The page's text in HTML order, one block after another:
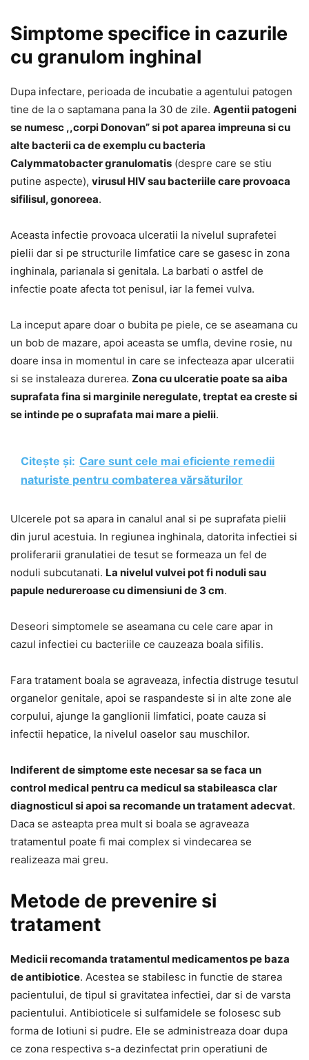
Simptome specifice in cazurile
cu granulom inghinal
Dupa infectare, perioada de incubatie a agentului patogen
tine de la o saptamana pana la 30 de zile. Agentii patogeni
se numesc ,,corpi Donovan” si pot aparea impreuna si cu
alte bacterii ca de exemplu cu bacteria
Calymmatobacter granulomatis (despre care se stiu
putine aspecte), virusul HIV sau bacteriile care provoaca
sifilisul, gonoreea.
Aceasta infectie provoaca ulceratii la nivelul suprafetei
pielii dar si pe structurile limfatice care se gasesc in zona
inghinala, parianala si genitala. La barbati o astfel de
infectie poate afecta tot penisul, iar la femei vulva.
La inceput apare doar o bubita pe piele, ce se aseamana cu
un bob de mazare, apoi aceasta se umfla, devine rosie, nu
doare insa in momentul in care se infecteaza apar ulceratii
si se instaleaza durerea. Zona cu ulceratie poate sa aiba
suprafata fina si marginile neregulate, treptat ea creste si
se intinde pe o suprafata mai mare a pielii.
Citește și: Care sunt cele mai eficiente remedii
naturiste pentru combaterea vărsăturilor
Ulcerele pot sa apara in canalul anal si pe suprafata pielii
din jurul acestuia. In regiunea inghinala, datorita infectiei si
proliferarii granulatiei de tesut se formeaza un fel de
noduli subcutanati. La nivelul vulvei pot fi noduli sau
papule nedureroase cu dimensiuni de 3 cm.
Deseori simptomele se aseamana cu cele care apar in
cazul infectiei cu bacteriile ce cauzeaza boala sifilis.
Fara tratament boala se agraveaza, infectia distruge tesutul
organelor genitale, apoi se raspandeste si in alte zone ale
corpului, ajunge la ganglionii limfatici, poate cauza si
infectii hepatice, la nivelul oaselor sau muschilor.
Indiferent de simptome este necesar sa se faca un
control medical pentru ca medicul sa stabileasca clar
diagnosticul si apoi sa recomande un tratament adecvat.
Daca se asteapta prea mult si boala se agraveaza
tratamentul poate fi mai complex si vindecarea se
realizeaza mai greu.
Metode de prevenire si
tratament
Medicii recomanda tratamentul medicamentos pe baza
de antibiotice. Acestea se stabilesc in functie de starea
pacientului, de tipul si gravitatea infectiei, dar si de varsta
pacientului. Antibioticele si sulfamidele se folosesc sub
forma de lotiuni si pudre. Ele se administreaza doar dupa
ce zona respectiva s-a dezinfectat prin operatiuni de